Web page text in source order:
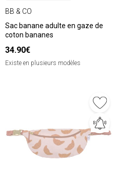
BB & CO
Sac banane adulte en gaze de
coton bananes
34.90€
Existe en plusieurs modèles